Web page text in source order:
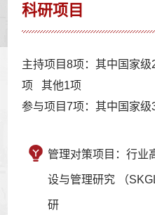
科研项目
主持项目8项：其中国家
项 其他1项
参与项目7项：其中国家
管理对策项目：行业
设与管理研究 （
研